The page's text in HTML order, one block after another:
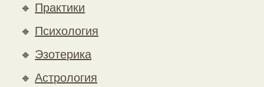
🔸 Практики
🔸 Психология
🔸 Эзотерика
🔸Астрология